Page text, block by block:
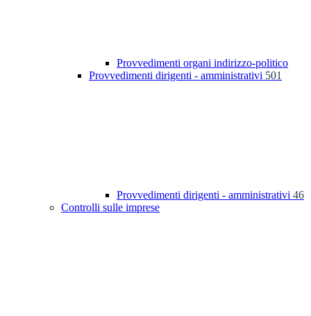
Provvedimenti organi indirizzo-politico
Provvedimenti dirigenti - amministrativi 501
Provvedimenti dirigenti - amministrativi 46
Controlli sulle imprese